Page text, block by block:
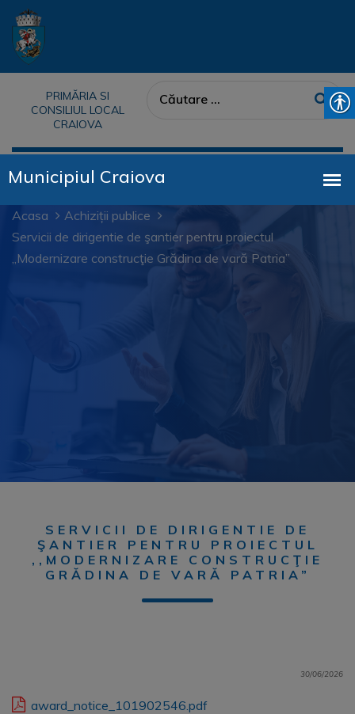
PRIMĂRIA SI
CONSILIUL LOCAL
CRAIOVA
Acasa
Achiziții publice
Servicii de dirigentie de şantier pentru proiectul
,,Modernizare construcţie Grădina de vară Patria”
SERVICII DE DIRIGENTIE DE
ŞANTIER PENTRU PROIECTUL
,,MODERNIZARE CONSTRUCŢIE
GRĂDINA DE VARĂ PATRIA”
30/06/2026
award_notice_101902546.pdf